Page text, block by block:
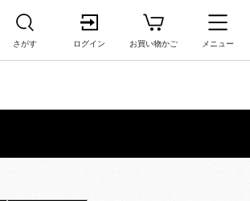
さがす ログイン お買い物かご メニュー